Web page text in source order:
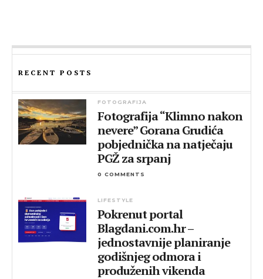
RECENT POSTS
FOTOGRAFIJA
Fotografija “Klimno nakon
nevere” Gorana Grudića
pobjednička na natječaju
PGŽ za srpanj
0 COMMENTS
LIFESTYLE
Pokrenut portal
Blagdani.com.hr –
jednostavnije planiranje
godišnjeg odmora i
produženih vikenda